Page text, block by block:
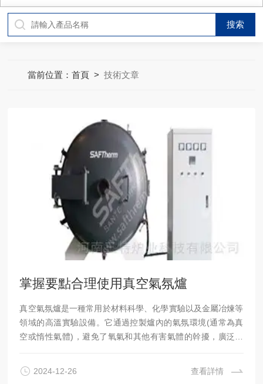
當前位置：首頁 >技術文章
掌握要點合理使用真空氣氛爐
真空氣氛爐是一種常用於材料科學、化學實驗以及金屬冶煉等
領域的高溫實驗設備。它通過控製爐內的氣氛環境(通常為真
空或惰性氣體)，避免了氧氣和其他有害氣體的幹擾，廣泛應
設備的高效使用和延長其使用壽命，合理的操作和維護至關重
要。以下是一些使用真空氣氛爐時應注意的要點。1.操作前的
2024-12-26 查看詳情